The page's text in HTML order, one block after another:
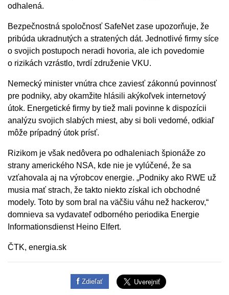
odhalená.
Bezpečnostná spoločnosť SafeNet zase upozorňuje, že
pribúda ukradnutých a stratených dát. Jednotlivé firmy síce
o svojich postupoch neradi hovoria, ale ich povedomie
o rizikách vzrástlo, tvrdí združenie VKU.
Nemecký minister vnútra chce zaviesť zákonnú povinnosť
pre podniky, aby okamžite hlásili akýkoľvek internetový
útok. Energetické firmy by tiež mali povinne k dispozícii
analýzu svojich slabých miest, aby si boli vedomé, odkiaľ
môže prípadný útok prísť.
Rizikom je však nedôvera po odhaleniach špionáže zo
strany amerického NSA, kde nie je vylúčené, že sa
vzťahovala aj na výrobcov energie. „Podniky ako RWE už
musia mať strach, že takto niekto získal ich obchodné
modely. Toto by som bral na väčšiu váhu než hackerov,“
domnieva sa vydavateľ odborného periodika Energie
Informationsdienst Heino Elfert.
ČTK, energia.sk
Zdieľať